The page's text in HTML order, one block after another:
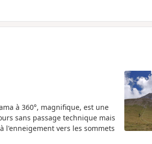
à 360°, magnifique, est une
sans passage technique mais
vers les sommets